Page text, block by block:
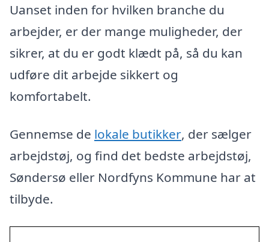
Uanset inden for hvilken branche du
arbejder, er der mange muligheder, der
sikrer, at du er godt klædt på, så du kan
udføre dit arbejde sikkert og
komfortabelt.
Gennemse de lokale butikker, der sælger
arbejdstøj, og find det bedste arbejdstøj,
Søndersø eller Nordfyns Kommune har at
tilbyde.